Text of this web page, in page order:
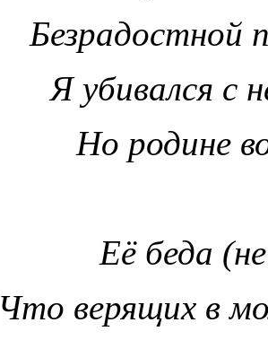
Безрадостной
Я убивался с
Но родине
Её беда
Что верящих в